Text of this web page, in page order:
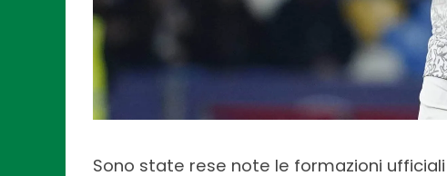
Sono state rese note le formazioni